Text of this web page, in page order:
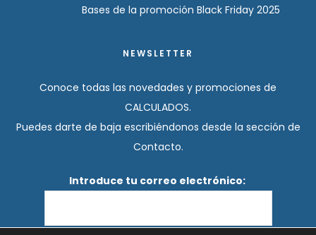
Bases de la promoción Black Friday 2025
NEWSLETTER
Conoce todas las novedades y promociones de
CALCULADOS.
Puedes darte de baja escribiéndonos desde la sección de
Contacto.
Introduce tu correo electrónico: